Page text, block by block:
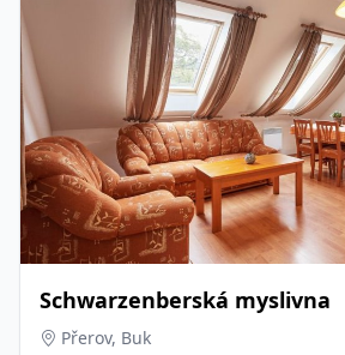
Schwarzenberská myslivna
Přerov, Buk